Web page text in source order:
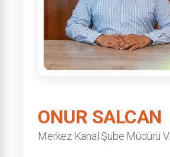
ONUR SALCAN
Merkez Kanal Şube Müdürü V.